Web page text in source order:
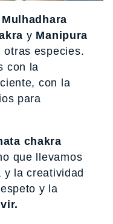
Mulhadhara
y Manipura
otras especies.
con la
con la
para
chakra
que llevamos
y la creatividad
y la